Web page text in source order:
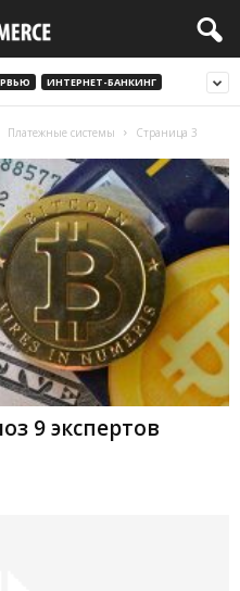
ИНТЕРНЕТ-БАНКИНГ
Платежные системы Страница 3
9 экспертов